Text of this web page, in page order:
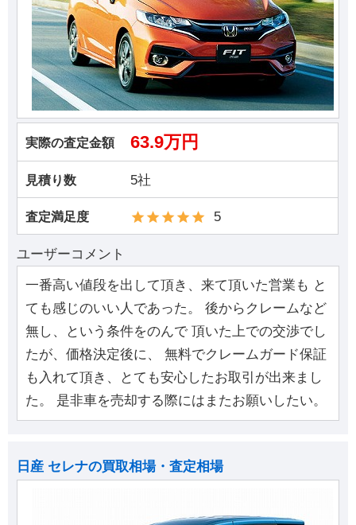
実際の査定金額 63.9万円
見積り数 5社
査定満足度 5
ユーザーコメント
一番高い値段を出して頂き、来て頂いた営業も と
ても感じのいい人であった。 後からクレームなど
無し、という条件をのんで 頂いた上での交渉でし
たが、価格決定後に、 無料でクレームガード保証
も入れて頂き、とても安心したお取引が出来まし
た。 是非車を売却する際にはまたお願いしたい。
日産 セレナの買取相場・査定相場